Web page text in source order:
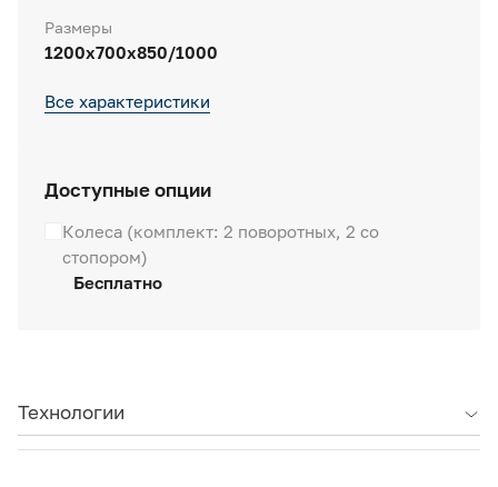
Размеры
1200x700x850/1000
Все характеристики
Доступные опции
Колеса (комплект: 2 поворотных, 2 со
стопором)
Бесплатно
Технологии